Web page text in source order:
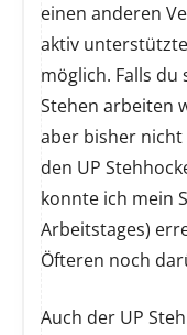
einen anderen
aktiv
möglich. Falls
Stehen arbeiten
aber bisher
den UP
konnte ich mein
Arbeitstages)
Öfteren noch
Auch der UP